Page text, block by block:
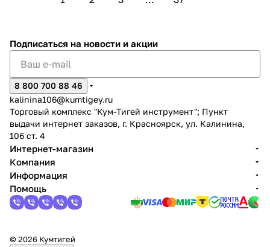
Подписаться на новости и акции
8 800 700 88 46
kalinina106@kumtigey.ru
Торговый комплекс "Кум-Тигей инструмент"; Пункт
выдачи интернет заказов, г. Красноярск, ул. Калинина,
106 ст. 4
Интернет-магазин
Компания
Информация
Помощь
© 2026 Кумтигей